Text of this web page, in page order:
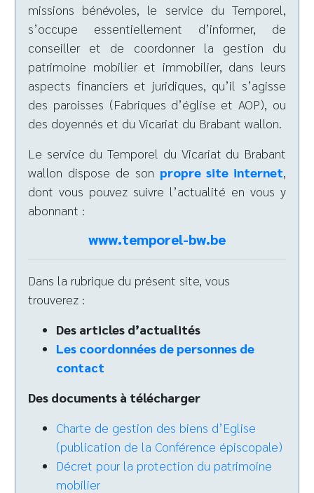
missions bénévoles, le service du Temporel,
s’occupe essentiellement d’informer, de
conseiller et de coordonner la gestion du
patrimoine mobilier et immobilier, dans leurs
aspects financiers et juridiques, qu’il s’agisse
des paroisses (Fabriques d’église et AOP), ou
des doyennés et du Vicariat du Brabant wallon.
Le service du Temporel du Vicariat du Brabant
wallon dispose de son propre site internet,
dont vous pouvez suivre l’actualité en vous y
abonnant :
www.temporel-bw.be
Dans la rubrique du présent site, vous
trouverez :
Des articles d’actualités
Les coordonnées de personnes de
contact
Des documents à télécharger
Charte de gestion des biens d’Eglise
(publication de la Conférence épiscopale)
Décret pour la protection du patrimoine
mobilier